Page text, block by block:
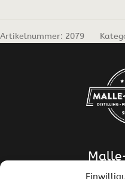
Artikelnummer: 2079